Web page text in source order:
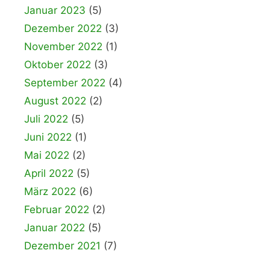
Januar 2023 (5)
Dezember 2022 (3)
November 2022 (1)
Oktober 2022 (3)
September 2022 (4)
August 2022 (2)
Juli 2022 (5)
Juni 2022 (1)
Mai 2022 (2)
April 2022 (5)
März 2022 (6)
Februar 2022 (2)
Januar 2022 (5)
Dezember 2021 (7)